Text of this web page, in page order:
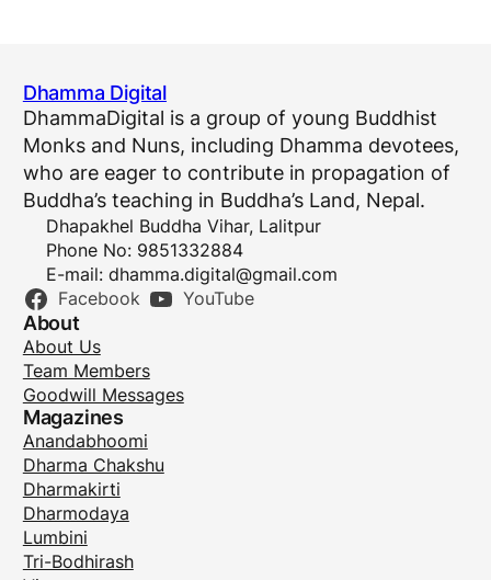
Dhamma Digital
DhammaDigital is a group of young Buddhist
Monks and Nuns, including Dhamma devotees,
who are eager to contribute in propagation of
Buddha’s teaching in Buddha’s Land, Nepal.
Dhapakhel Buddha Vihar, Lalitpur
Phone No: 9851332884
E-mail: dhamma.digital@gmail.com
Facebook YouTube
About
About Us
Team Members
Goodwill Messages
Magazines
Anandabhoomi
Dharma Chakshu
Dharmakirti
Dharmodaya
Lumbini
Tri-Bodhirash